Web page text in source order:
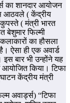
का शानदार आयोजन
आठवले ( केंद्रीय
( मंत्री भारत
बेशुमार फिल्मी
का हौसला
ऐसा ही एक अवार्ड
बार भी उन्होंने यह
आयोजित किया। टिफा
केंद्रीय मंत्री
अवार्ड्स) “टिफा